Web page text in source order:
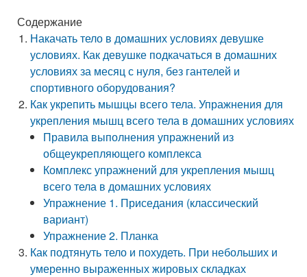
Содержание
Накачать тело в домашних условиях девушке
условиях. Как девушке подкачаться в домашних
условиях за месяц с нуля, без гантелей и
спортивного оборудования?
Как укрепить мышцы всего тела. Упражнения для
укрепления мышц всего тела в домашних условиях
Правила выполнения упражнений из
общеукрепляющего комплекса
Комплекс упражнений для укрепления мышц
всего тела в домашних условиях
Упражнение 1. Приседания (классический
вариант)
Упражнение 2. Планка
Как подтянуть тело и похудеть. При небольших и
умеренно выраженных жировых складках